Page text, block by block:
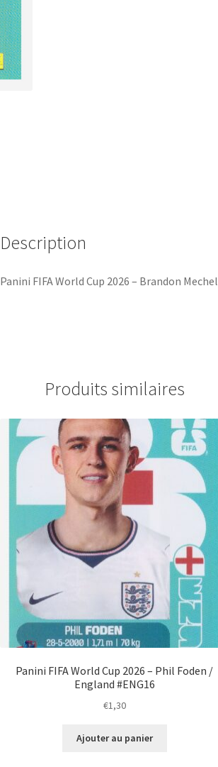
Description
Panini FIFA World Cup 2026 – Brandon
Produits similaires
Panini FIFA World Cup 2026 – Phil Foden /
England #ENG16
€1,30
Ajouter au panier